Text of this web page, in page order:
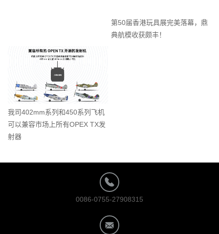
第50届香港玩具展完美落幕，鼎
典航模收获颇丰！
我司402mm系列和450系列飞机
可以兼容市场上所有OPEX TX发
射器
0086-0755-27908315